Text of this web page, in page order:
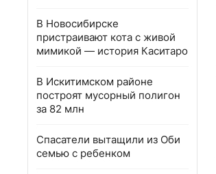
В Новосибирске
пристраивают кота с живой
мимикой — история Каситаро
В Искитимском районе
построят мусорный полигон
за 82 млн
Спасатели вытащили из Оби
семью с ребенком